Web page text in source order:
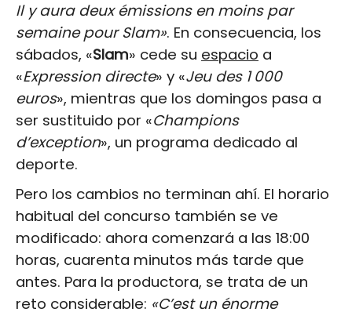
Il y aura deux émissions en moins par
semaine pour Slam». En consecuencia, los
sábados, «Slam» cede su espacio a
«Expression directe» y «Jeu des 1 000
euros», mientras que los domingos pasa a
ser sustituido por «Champions
d’exception», un programa dedicado al
deporte.
Pero los cambios no terminan ahí. El horario
habitual del concurso también se ve
modificado: ahora comenzará a las 18:00
horas, cuarenta minutos más tarde que
antes. Para la productora, se trata de un
reto considerable: «C’est un énorme